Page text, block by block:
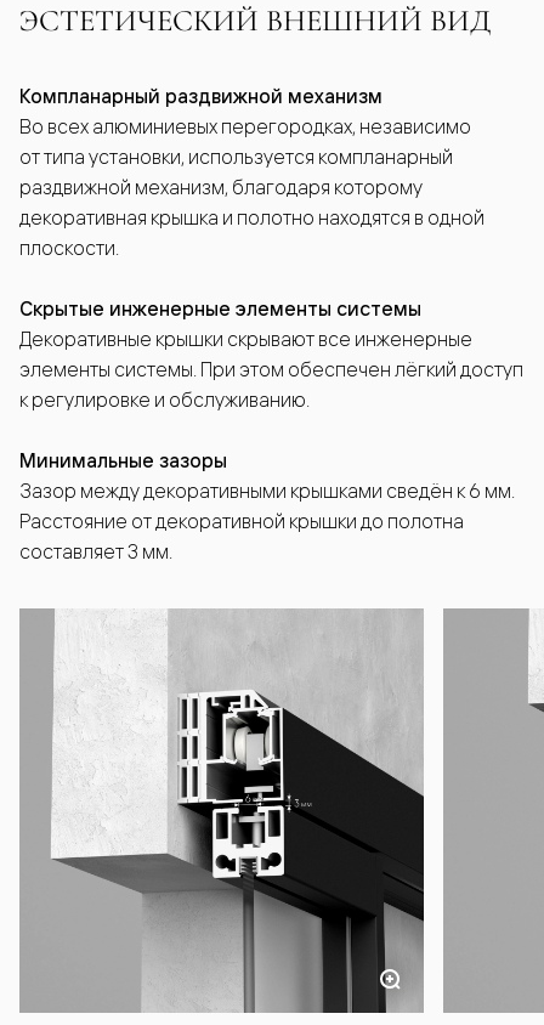
ЭСТЕТИЧЕСКИЙ ВНЕШНИЙ ВИД
Компланарный раздвижной механизм
Во всех алюминиевых перегородках, независимо
от типа установки, используется компланарный
раздвижной механизм, благодаря которому
декоративная крышка и полотно находятся в одной
плоскости.
Скрытые инженерные элементы системы
Декоративные крышки скрывают все инженерные
элементы системы. При этом обеспечен лёгкий доступ
к регулировке и обслуживанию.
Минимальные зазоры
Зазор между декоративными крышками сведён к 6 мм.
Расстояние от декоративной крышки до полотна
составляет 3 мм.